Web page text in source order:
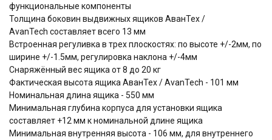
функциональные компоненты
Толщина боковин выдвижных ящиков АванТех /
AvanTech составляет всего 13 мм
Встроенная регуливка в трех плоскостях: по высоте +/-2мм, по
ширине +/-1.5мм, регулировка наклона +/-4мм
Снаряжённый вес ящика от 8 до 20 кг
Фактическая высота ящика АванТех / AvanTech - 101 мм
Номинальная длина ящика - 550 мм
Минимальная глубина корпуса для установки ящика
составляет +12 мм к номинальной длине ящика
Минимальная внутренняя высота - 106 мм, для внутреннего